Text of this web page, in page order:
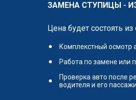
ЗАМЕНА СТУПИЦЫ -
Цена будет состоять
Комплекстный осмотр
Работа по замене или
Проверка авто после
водителя и его